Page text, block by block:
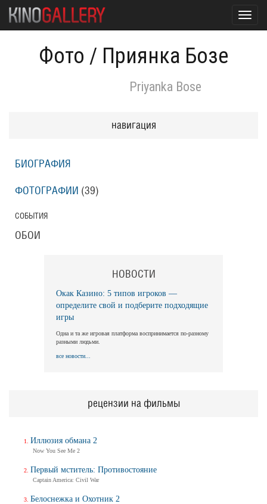
Фото / Приянка Бозе
Priyanka Bose
навигация
БИОГРАФИЯ
ФОТОГРАФИИ (39)
СОБЫТИЯ
ОБОИ
НОВОСТИ
Окак Казино: 5 типов игроков —
определите свой и подберите подходящие
игры
Одна и та же игровая платформа воспринимается по-разному
разными людьми.
все новости...
рецензии на фильмы
Иллюзия обмана 2
Now You See Me 2
Первый мститель: Противостояние
Captain America: Civil War
Белоснежка и Охотник 2